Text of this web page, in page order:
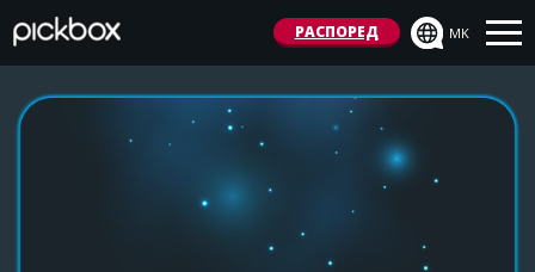
РАСПОРЕД MK